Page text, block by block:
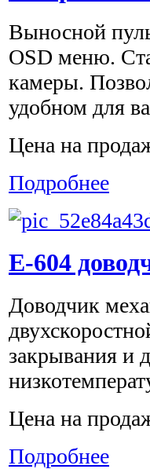
Выносной
OSD меню.
камеры.
удобном для
Цена на
Подробнее
E-604
Доводчик
закрывания и
Цена на
Подробнее